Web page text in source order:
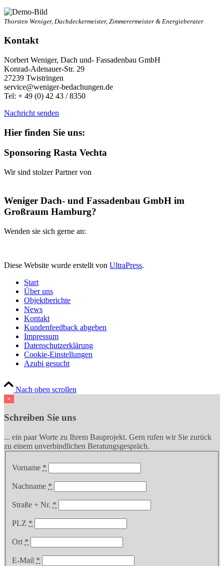
Thorsten Weniger, Dachdeckermeister, Zimmerermeister & Energieberater
Kontakt
Norbert Weniger, Dach und- Fassadenbau GmbH
Konrad-Adenauer-Str. 29
27239 Twistringen
service@weniger-bedachungen.de
Tel: + 49 (0) 42 43 / 8350
Nachricht senden
Hier finden Sie uns:
Sponsoring Rasta Vechta
Wir sind stolzer Partner von
Weniger Dach- und Fassadenbau GmbH im
Großraum Hamburg?
Wenden sie sich gerne an:
Diese Website wurde erstellt von UltraPress.
Start
Über uns
Objektberichte
News
Kontakt
Kundenfeedback abgeben
Impressum
Datenschutzerklärung
Cookie-Einstellungen
Azubi gesucht
Nach oben scrollen
×
Schreiben Sie uns
... ein paar Worte zu Ihrem Bauprojekt. Gern rufen wir Sie zurück
zu einem unverbindlichen Beratungsgespräch.
Vorname *
Nachname *
Straße + Nr. *
PLZ *
Ort *
E-Mail *